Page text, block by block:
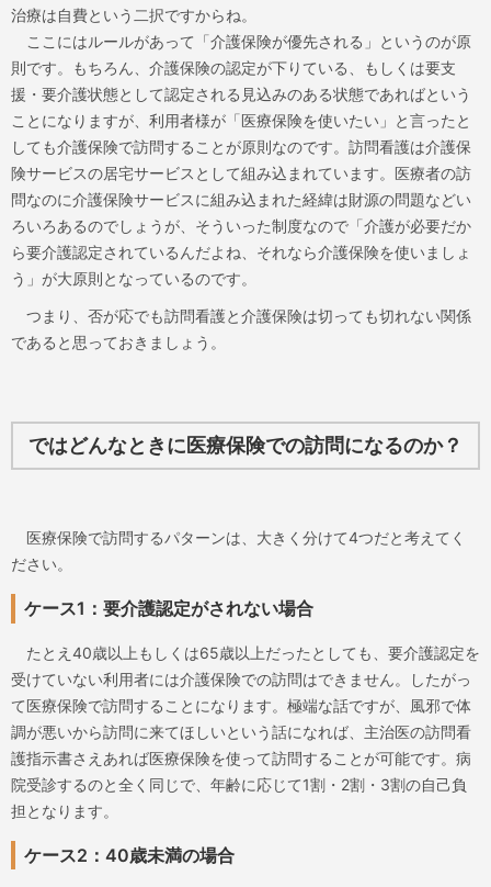
治療は自費という二択ですからね。
ここにはルールがあって「介護保険が優先される」というのが原
則です。もちろん、介護保険の認定が下りている、もしくは要支
援・要介護状態として認定される見込みのある状態であればという
ことになりますが、利用者様が「医療保険を使いたい」と言ったと
しても介護保険で訪問することが原則なのです。訪問看護は介護保
険サービスの居宅サービスとして組み込まれています。医療者の訪
問なのに介護保険サービスに組み込まれた経緯は財源の問題などい
ろいろあるのでしょうが、そういった制度なので「介護が必要だか
ら要介護認定されているんだよね、それなら介護保険を使いましょ
う」が大原則となっているのです。
つまり、否が応でも訪問看護と介護保険は切っても切れない関係
であると思っておきましょう。
ではどんなときに医療保険での訪問になるのか？
医療保険で訪問するパターンは、大きく分けて4つだと考えてく
ださい。
ケース1：要介護認定がされない場合
たとえ40歳以上もしくは65歳以上だったとしても、要介護認定を
受けていない利用者には介護保険での訪問はできません。したがっ
て医療保険で訪問することになります。極端な話ですが、風邪で体
調が悪いから訪問に来てほしいという話になれば、主治医の訪問看
護指示書さえあれば医療保険を使って訪問することが可能です。病
院受診するのと全く同じで、年齢に応じて1割・2割・3割の自己負
担となります。
ケース2：40歳未満の場合